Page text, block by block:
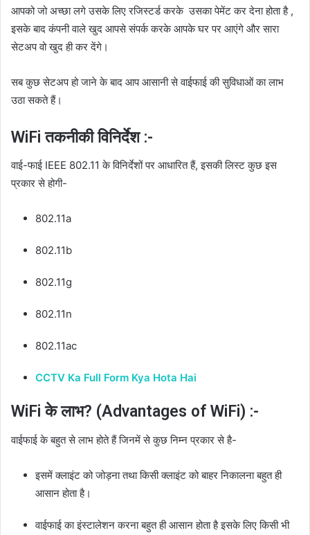
आपको जो अच्छा लगे उसके लिए रजिस्टर्ड करके उसका पेमेंट कर देना होता है ,
इसके बाद कंपनी वाले खुद आपसे संपर्क करके आपके घर पर आएंगे और सारा
सेटअप वो खुद ही कर देंगे।
सब कुछ सेटअप हो जाने के बाद आप आसानी से वाईफाई की सुविधाओं का लाभ
उठा सकते हैं।
WiFi तकनीकी विनिर्देश :-
वाई-फाई IEEE 802.11 के विनिर्देशों पर आधारित हैं, इसकी लिस्ट कुछ इस
प्रकार से होगी-
802.11a
802.11b
802.11g
802.11n
802.11ac
CCTV Ka Full Form Kya Hota Hai
WiFi के लाभ? (Advantages of WiFi) :-
वाईफाई के बहुत से लाभ होते हैं जिनमें से कुछ निम्न प्रकार से है-
इसमें क्लाइंट को जोड़ना तथा किसी क्लाइंट को बाहर निकालना बहुत ही
आसान होता है।
वाईफाई का इंस्टालेशन करना बहुत ही आसान होता है इसके लिए किसी भी